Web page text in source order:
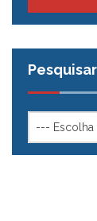
--- Escolha